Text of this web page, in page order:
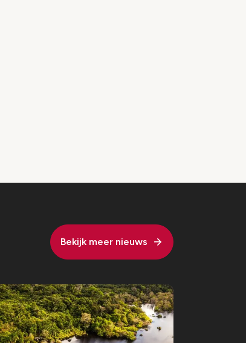
Bekijk meer nieuws